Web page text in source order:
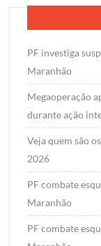
PF investiga
Maranhão
Megaoperação
durante ação
Veja quem são
2026
PF combate
Maranhão
PF combate